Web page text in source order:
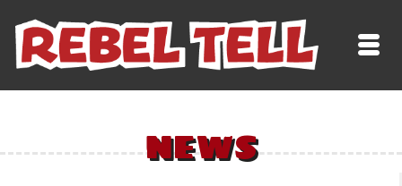
NEWS